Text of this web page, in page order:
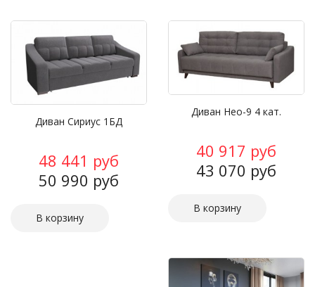
Диван Сириус 1БД
48 441 руб
50 990 руб
Диван Нео-9 4 кат.
40 917 руб
43 070 руб